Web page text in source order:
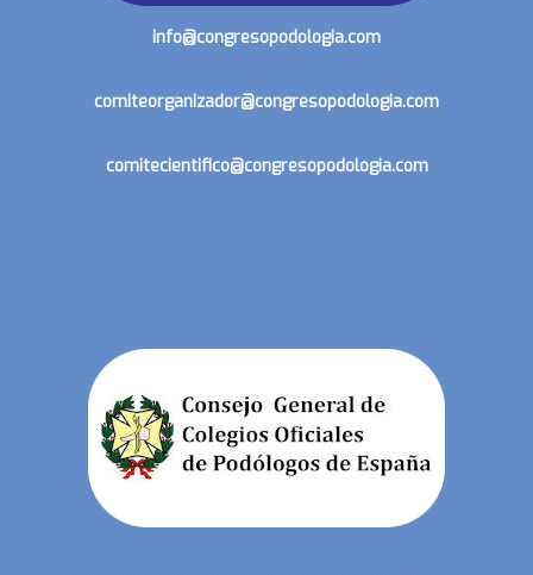
info@congresopodologia.com
comiteorganizador@congresopodologia.com
comitecientifico@congresopodologia.com